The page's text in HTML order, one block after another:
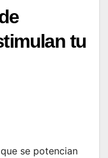
tu
se potencian